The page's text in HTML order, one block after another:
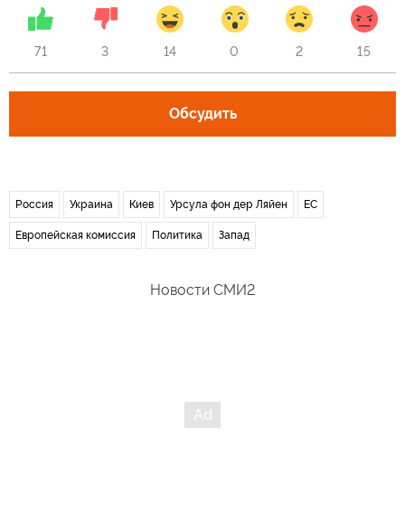
71 3 14 0 2 15
Обсудить
Россия Украина Киев Урсула фон дер Ляйен ЕС
Европейская комиссия Политика Запад
Новости СМИ2